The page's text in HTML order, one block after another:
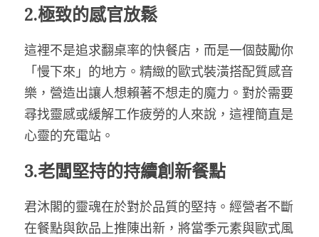
2.極致的感官放鬆
這裡不是追求翻桌率的快餐店，而是一個鼓勵你
「慢下來」的地方。精緻的歐式裝潢搭配質感音
樂，營造出讓人想賴著不想走的魔力。對於需要
尋找靈感或緩解工作疲勞的人來說，這裡簡直是
心靈的充電站。
3.老闆堅持的持續創新餐點
君沐閣的靈魂在於對於品質的堅持。經營者不斷
在餐點與飲品上推陳出新，將當季元素與歐式風